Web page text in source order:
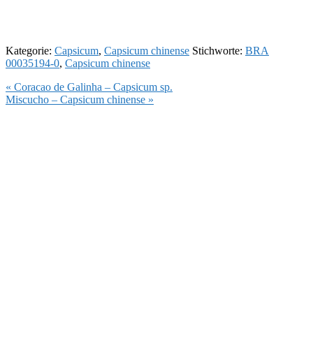
Kategorie: Capsicum, Capsicum chinense Stichworte: BRA
00035194-0, Capsicum chinense
Vorheriger
Beitrag:
« Coracao de Galinha – Capsicum sp.
Nächster
Miscucho – Capsicum chinense »